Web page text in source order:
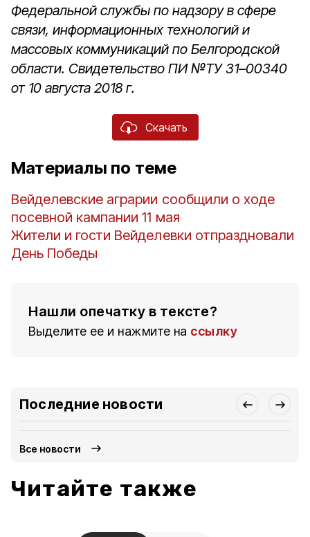
Федеральной службы по надзору в сфере
связи, информационных технологий и
массовых коммуникаций по Белгородской
области. Свидетельство ПИ №ТУ 31–00340
от 10 августа 2018 г.
Скачать
Материалы по теме
Вейделевские аграрии сообщили о ходе
посевной кампании 11 мая
Жители и гости Вейделевки отпраздновали
День Победы
Нашли опечатку в тексте?
Выделите ее и нажмите на ссылку
Последние новости
Все новости
Читайте также